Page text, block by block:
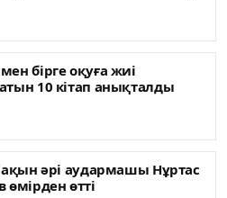
бірге оқуға жиі
10 кітап анықталды
ақын әрі аудармашы Нұртас
өмірден өтті